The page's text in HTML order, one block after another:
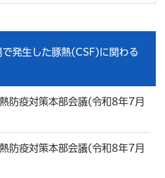
発生した豚熱(CSF)に関わる
防疫対策本部会議(令和8年7月
防疫対策本部会議(令和8年7月